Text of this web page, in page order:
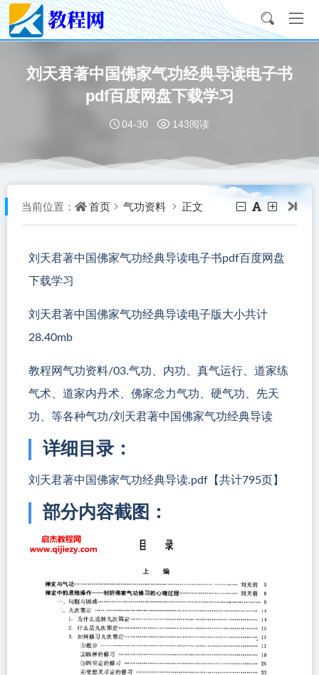
刘天君著中国佛家气功经典导读电子书
pdf百度网盘下载学习
04-30 143阅读
当前位置： 首页 气功资料 正文
刘天君著中国佛家气功经典导读电子书pdf百度网盘
下载学习
刘天君著中国佛家气功经典导读电子版大小共计
28.40mb
教程网气功资料/03.气功、内功、真气运行、道家练
气术、道家内丹术、佛家念力气功、硬气功、先天
功、等各种气功/刘天君著中国佛家气功经典导读
详细目录：
刘天君著中国佛家气功经典导读.pdf【共计795页】
部分内容截图：